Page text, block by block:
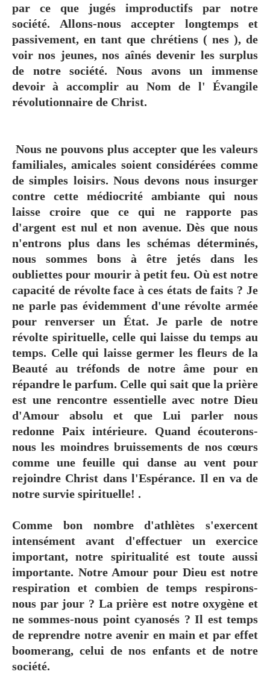
par ce que jugés improductifs par notre
société. Allons-nous accepter longtemps et
passivement, en tant que chrétiens ( nes ), de
voir nos jeunes, nos aînés devenir les surplus
de notre société. Nous avons un immense
devoir à accomplir au Nom de l' Évangile
révolutionnaire de Christ.
Nous ne pouvons plus accepter que les valeurs
familiales, amicales soient considérées comme
de simples loisirs. Nous devons nous insurger
contre cette médiocrité ambiante qui nous
laisse croire que ce qui ne rapporte pas
d'argent est nul et non avenue. Dès que nous
n'entrons plus dans les schémas déterminés,
nous sommes bons à être jetés dans les
oubliettes pour mourir à petit feu. Où est notre
capacité de révolte face à ces états de faits ? Je
ne parle pas évidemment d'une révolte armée
pour renverser un État. Je parle de notre
révolte spirituelle, celle qui laisse du temps au
temps. Celle qui laisse germer les fleurs de la
Beauté au tréfonds de notre âme pour en
répandre le parfum. Celle qui sait que la prière
est une rencontre essentielle avec notre Dieu
d'Amour absolu et que Lui parler nous
redonne Paix intérieure. Quand écouterons-
nous les moindres bruissements de nos cœurs
comme une feuille qui danse au vent pour
rejoindre Christ dans l'Espérance. Il en va de
notre survie spirituelle! .
Comme bon nombre d'athlètes s'exercent
intensément avant d'effectuer un exercice
important, notre spiritualité est toute aussi
importante. Notre Amour pour Dieu est notre
respiration et combien de temps respirons-
nous par jour ? La prière est notre oxygène et
ne sommes-nous point cyanosés ? Il est temps
de reprendre notre avenir en main et par effet
boomerang, celui de nos enfants et de notre
société.